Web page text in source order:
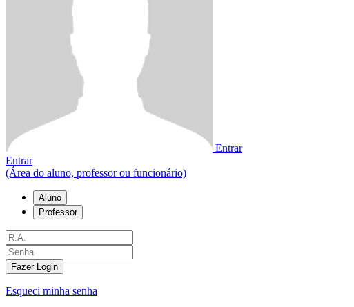
Entrar
Entrar
(Área do aluno, professor ou funcionário)
Aluno
Professor
Fazer Login
Esqueci minha senha